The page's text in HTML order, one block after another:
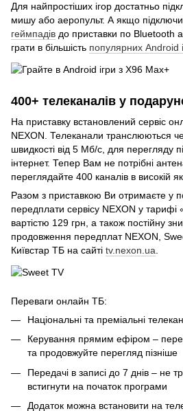
Для найпростіших ігор достатньо
мишу або аеропульт. А якщо
геймпадів до приставки по Bluetooth
грати в більшість популярних Android
400+ телеканалів у
На приставку встановлений сервіс
NEXON. Телеканали транслюються
швидкості від 5 Мб/с, для перегляду
інтернет. Тепер Вам не потрібні
переглядайте 400 каналів в високій
Разом з приставкою Ви отримаєте у
передплати сервісу NEXON у
вартістю 129 грн, а також постійну
продовження передплат NEXON,
Київстар ТБ на сайті tv.nexon.ua
Переваги онлайн ТБ:
Національні та преміальні
Керування прямим ефіром –
та продовжуйте перегляд пізніше
Передачі в записі до 7 днів – не
встигнути на початок програми
Додаток можна встановити на